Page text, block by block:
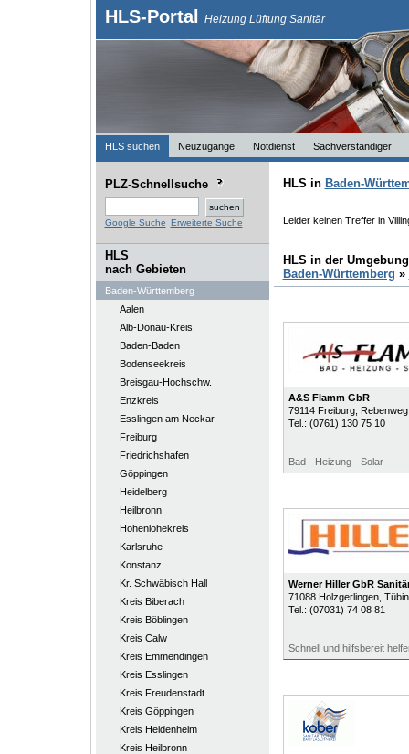
HLS-Portal Heizung Lüftung Sanitär
HLS suchen Neuzugänge Notdienst Sachverständiger
PLZ-Schnellsuche
Google Suche Erweiterte Suche
HLS
nach Gebieten
Baden-Württemberg
Aalen
Alb-Donau-Kreis
Baden-Baden
Bodenseekreis
Breisgau-Hochschw.
Enzkreis
Esslingen am Neckar
Freiburg
Friedrichshafen
Göppingen
Heidelberg
Heilbronn
Hohenlohekreis
Karlsruhe
Konstanz
Kr. Schwäbisch Hall
Kreis Biberach
Kreis Böblingen
Kreis Calw
Kreis Emmendingen
Kreis Esslingen
Kreis Freudenstadt
Kreis Göppingen
Kreis Heidenheim
Kreis Heilbronn
HLS in Baden-
Leider keinen Treffer in
HLS in der
Baden-Württemberg »
A&S Flamm GbR
79114 Freiburg,
Tel.: (0761) 130 75 10
Bad - Heizung - Solar
Werner Hiller GbR
71088 Holzgerlingen,
Tel.: (07031) 74 08 81
Schnell und hilfsbereit